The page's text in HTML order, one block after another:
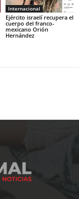
Internacional
Ejército israelí recupera el
cuerpo del franco-
mexicano Orión
Hernández